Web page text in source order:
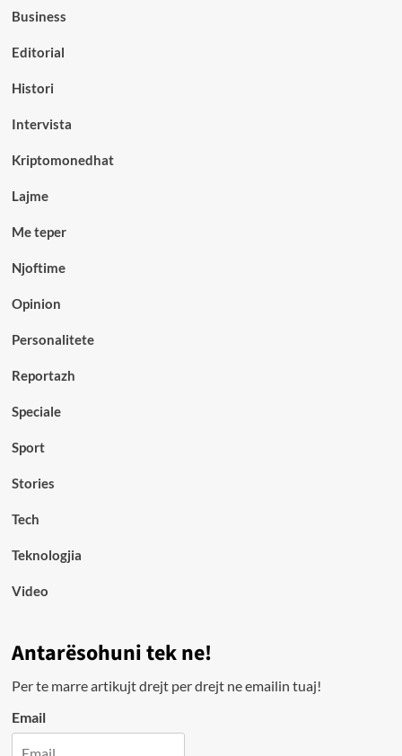
Business
Editorial
Histori
Intervista
Kriptomonedhat
Lajme
Me teper
Njoftime
Opinion
Personalitete
Reportazh
Speciale
Sport
Stories
Tech
Teknologjia
Video
Antarësohuni tek ne!
Per te marre artikujt drejt per drejt ne emailin tuaj!
Email